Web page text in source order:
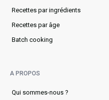
Recettes par ingrédients
Recettes par âge
Batch cooking
A PROPOS
Qui sommes-nous ?